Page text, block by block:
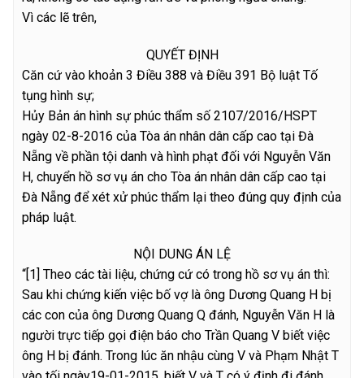
Vì các lẽ trên,
QUYẾT ĐỊNH
Căn cứ vào khoản 3 Điều 388 và Điều 391 Bộ luật Tố
tụng hình sự;
Hủy Bản án hình sự phúc thẩm số 2107/2016/HSPT
ngày 02-8-2016 của Tòa án nhân dân cấp cao tại Đà
Nẵng về phần tội danh và hình phạt đối với Nguyễn Văn
H, chuyển hồ sơ vụ án cho Tòa án nhân dân cấp cao tại
Đà Nẵng để xét xử phúc thẩm lại theo đúng quy định của
pháp luật.
NỘI DUNG ÁN LỆ
“[1] Theo các tài liệu, chứng cứ có trong hồ sơ vụ án thì:
Sau khi chứng kiến việc bố vợ là ông Dương Quang H bị
các con của ông Dương Quang Q đánh, Nguyễn Văn H là
người trực tiếp gọi điện báo cho Trần Quang V biết việc
ông H bị đánh. Trong lúc ăn nhậu cùng V và Phạm Nhật T